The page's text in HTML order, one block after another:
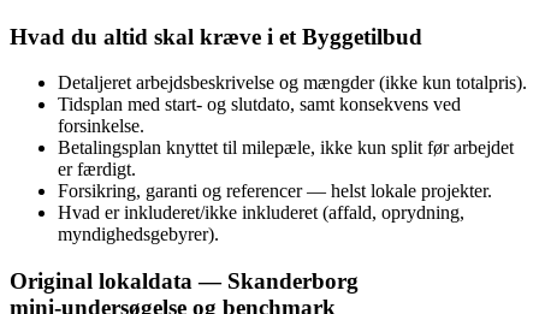
Hvad du altid skal kræve i et Byggetilbud
Detaljeret arbejdsbeskrivelse og mængder (ikke kun totalpris).
Tidsplan med start- og slutdato, samt konsekvens ved
forsinkelse.
Betalingsplan knyttet til milepæle, ikke kun split før arbejdet
er færdigt.
Forsikring, garanti og referencer — helst lokale projekter.
Hvad er inkluderet/ikke inkluderet (affald, oprydning,
myndighedsgebyrer).
Original lokaldata — Skanderborg
mini‑undersøgelse og benchmark